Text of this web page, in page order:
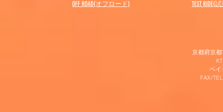
OFF ROAD(オフロード) ​TEST RIDE(
京都府京
ベイ
FAX/